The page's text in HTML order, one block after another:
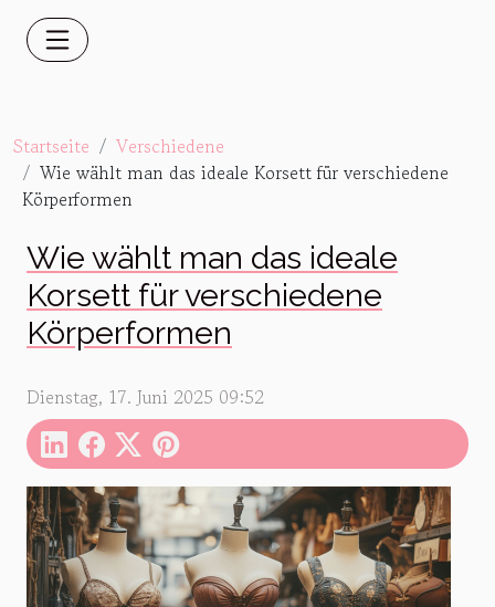
Startseite
Verschiedene
Wie wählt man das ideale Korsett für verschiedene
Körperformen
Wie wählt man das ideale
Korsett für verschiedene
Körperformen
Dienstag, 17. Juni 2025 09:52